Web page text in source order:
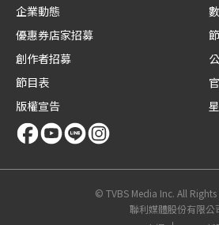
企業動態
優惠券店家招募
創作者招募
節目表
版權宣告
© TVBS Media Inc. All Rights
聯利媒體股份有限公